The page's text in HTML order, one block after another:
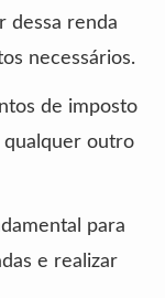
dessa renda
necessários.
de imposto
qualquer outro
para
e realizar